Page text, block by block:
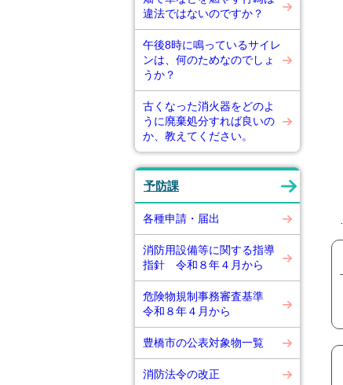
違法ではないのですか？
午後8時に鳴っているサイレ
ンは、何のためなのでしょ
うか？
古くなった消火器をどのよ
うに廃棄処分すれば良いの
か、教えてください。
予防課
各種申請・届出
消防用設備等に関する指導
指針 令和８年４月から
危険物規制事務審査基準
令和８年４月から
豊橋市の公表対象物一覧
消防法令の改正